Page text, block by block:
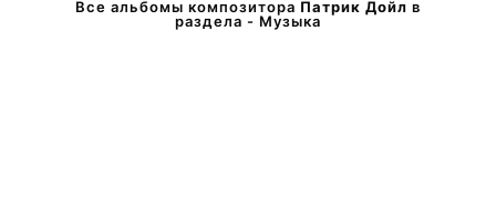
Все альбомы композитора Патрик Дойл в
раздела - Музыка